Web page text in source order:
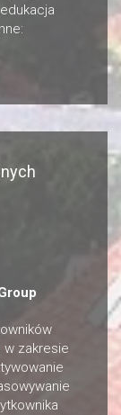
zakresie